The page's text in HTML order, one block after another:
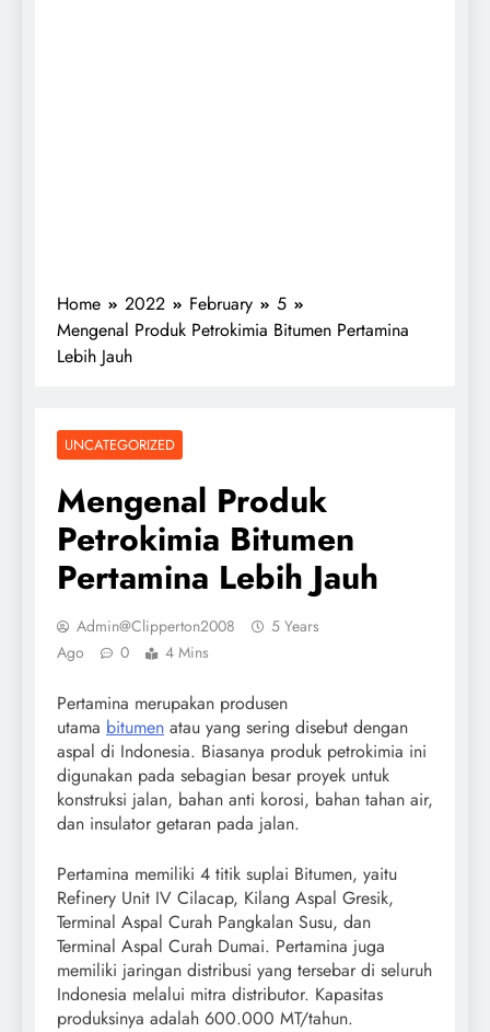
Home 2022 February
5
Mengenal Produk Petrokimia Bitumen Pertamina
Lebih Jauh
UNCATEGORIZED
Mengenal Produk
Petrokimia Bitumen
Pertamina Lebih Jauh
Admin@clipperton2008
5 Years
Ago
0 4 Mins
Pertamina merupakan produsen
utama bitumen atau yang sering disebut dengan
aspal di Indonesia. Biasanya produk petrokimia ini
digunakan pada sebagian besar proyek untuk
konstruksi jalan, bahan anti korosi, bahan tahan air,
dan insulator getaran pada jalan.
Pertamina memiliki 4 titik suplai Bitumen, yaitu
Refinery Unit IV Cilacap, Kilang Aspal Gresik,
Terminal Aspal Curah Pangkalan Susu, dan
Terminal Aspal Curah Dumai. Pertamina juga
memiliki jaringan distribusi yang tersebar di seluruh
Indonesia melalui mitra distributor. Kapasitas
produksinya adalah 600.000 MT/tahun.